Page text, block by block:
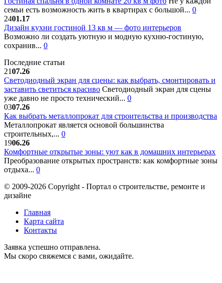
семьи есть возможность жить в квартирах с большой... 0
2401.17
Дизайн кухни гостиной 13 кв м — фото интерьеров
Возможно ли создать уютную и модную кухню-гостиную,
сохранив... 0
Последние статьи
2107.26
Светодиодный экран для сцены: как выбрать, смонтировать и
заставить светиться красиво Светодиодный экран для сцены
уже давно не просто технический... 0
0307.26
Как выбрать металлопрокат для строительства и производства
Металлопрокат является основой большинства
строительных,... 0
1906.26
Комфортные открытые зоны: уют как в домашних интерьерах
Преобразование открытых пространств: как комфортные зоны
отдыха... 0
© 2009-2026 Copyright - Портал о строительстве, ремонте и
дизайне
Главная
Карта сайта
Контакты
Заявка успешно отправлена.
Мы скоро свяжемся с вами, ожидайте.